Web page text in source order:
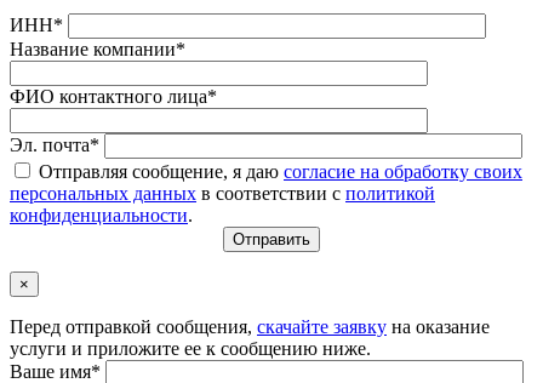
ИНН*
Название компании*
ФИО контактного лица*
Эл. почта*
Отправляя сообщение, я даю согласие на обработку своих
персональных данных в соответствии с политикой
конфиденциальности.
×
Перед отправкой сообщения, скачайте заявку на оказание
услуги и приложите ее к сообщению ниже.
Ваше имя*